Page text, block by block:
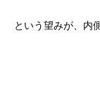
という望みが、内